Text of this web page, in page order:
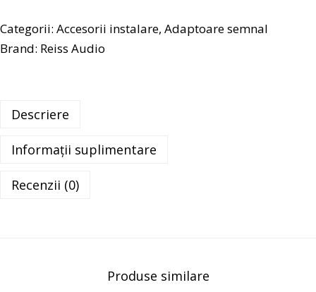
Categorii: Accesorii instalare, Adaptoare semnal
Brand: Reiss Audio
Descriere
Informații suplimentare
Recenzii (0)
Produse similare